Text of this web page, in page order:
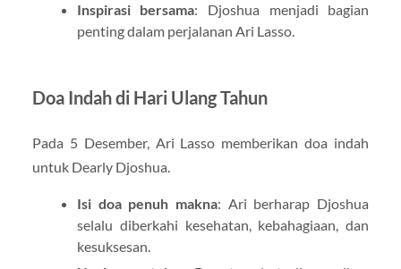
Inspirasi bersama: Djoshua menjadi bagian
penting dalam perjalanan Ari Lasso.
Doa Indah di Hari Ulang Tahun
Pada 5 Desember, Ari Lasso memberikan doa indah
untuk Dearly Djoshua.
Isi doa penuh makna: Ari berharap Djoshua
selalu diberkahi kesehatan, kebahagiaan, dan
kesuksesan.